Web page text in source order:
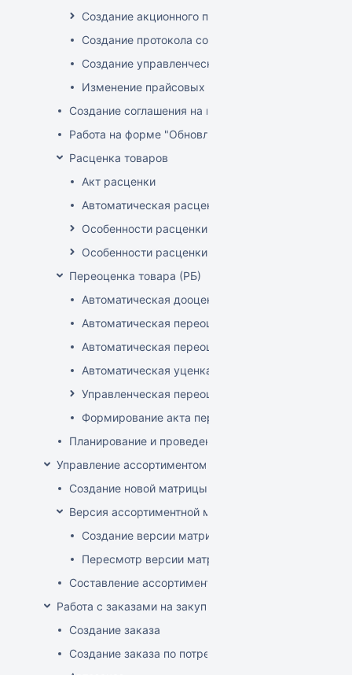
Создание акционного прайса
Создание протокола согласования цен
Создание управленческого прайса
Изменение прайсовых цен
Создание соглашения на поставку
Работа на форме "Обновление розничных цен"
Расценка товаров
Акт расценки
Автоматическая расценка при проведении
Особенности расценки в РБ
Особенности расценки РФ
Переоценка товара (РБ)
Автоматическая дооценка товаров
Автоматическая переоценка акционного товара
Автоматическая переоценка по прайсам и
Автоматическая уценка товаров
Управленческая переоценка
Формирование акта переоценки
Планирование и проведение акций
Управление ассортиментом магазинов
Создание новой матрицы
Версия ассортиментной матрицы
Создание версии матрицы
Пересмотр версии матрицы
Составление ассортимента магазина
Работа с заказами на закупку
Создание заказа
Создание заказа по потребностям